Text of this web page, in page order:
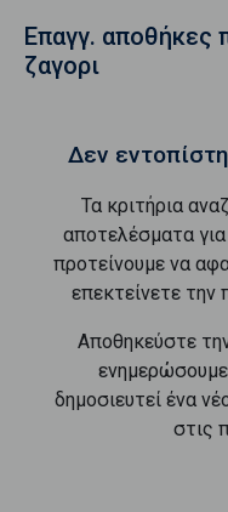
Επαγγ. αποθήκες
ζαγορι
Δεν
Τα κριτήρια
αποτελέσματα
προτείνουμε να
επεκτείνετε την
Αποθηκεύστε
δημοσιευτεί ένα
στις